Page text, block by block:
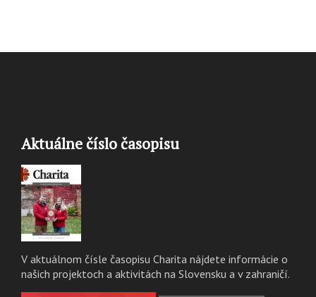
Aktuálne číslo časopisu
V aktuálnom čísle časopisu Charita nájdete informácie o
našich projektoch a aktivitách na Slovensku a v zahraničí.